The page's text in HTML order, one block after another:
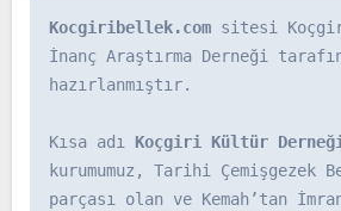
Kocgiribellek.com sitesi
İnanç Araştırma Derneği
hazırlanmıştır.
Kısa adı Koçgiri Kültür Derneği
kurumumuz, Tarihi
parçası olan ve Kemah’tan